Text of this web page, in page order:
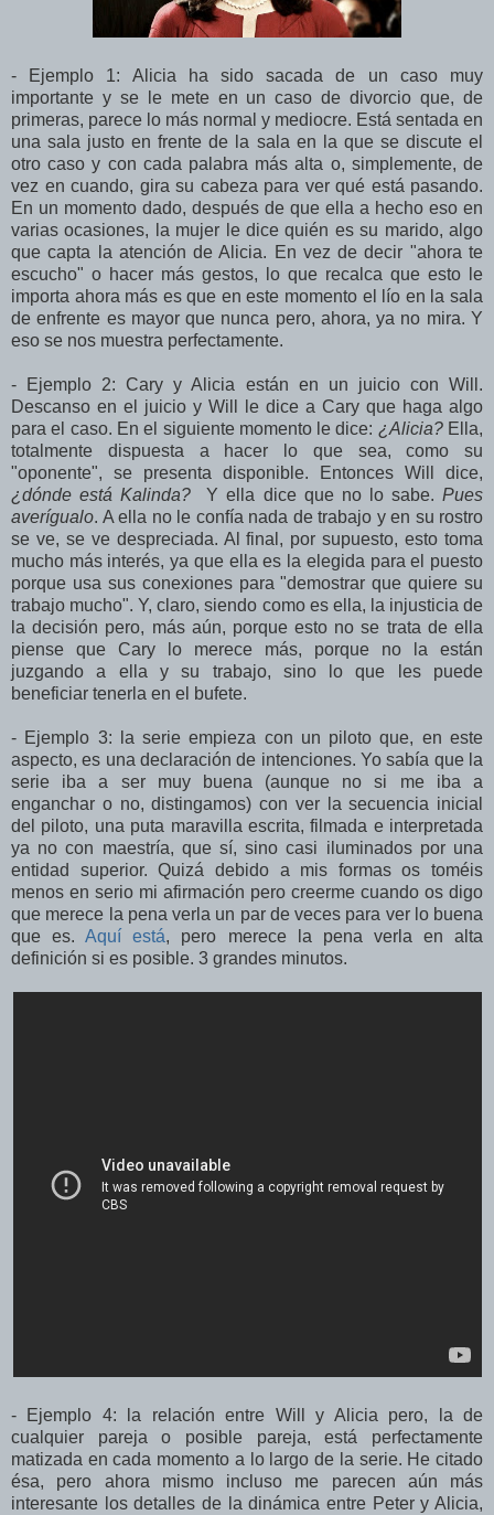
- Ejemplo 1: Alicia ha sido sacada de un caso muy
importante y se le mete en un caso de divorcio que, de
primeras, parece lo más normal y mediocre. Está sentada en
una sala justo en frente de la sala en la que se discute el
otro caso y con cada palabra más alta o, simplemente, de
vez en cuando, gira su cabeza para ver qué está pasando.
En un momento dado, después de que ella a hecho eso en
varias ocasiones, la mujer le dice quién es su marido, algo
que capta la atención de Alicia. En vez de decir "ahora te
escucho" o hacer más gestos, lo que recalca que esto le
importa ahora más es que en este momento el lío en la sala
de enfrente es mayor que nunca pero, ahora, ya no mira. Y
eso se nos muestra perfectamente.
- Ejemplo 2: Cary y Alicia están en un juicio con Will.
Descanso en el juicio y Will le dice a Cary que haga algo
para el caso. En el siguiente momento le dice: ¿Alicia?Ella,
totalmente dispuesta a hacer lo que sea, como su
"oponente", se presenta disponible. Entonces Will dice,
¿dónde está Kalinda? Y ella dice que no lo sabe.Pues
averígualo. A ella no le confía nada de trabajo y en su rostro
se ve, se ve despreciada. Al final, por supuesto, esto toma
mucho más interés, ya que ella es la elegida para el puesto
porque usa sus conexiones para "demostrar que quiere su
trabajo mucho". Y, claro, siendo como es ella, la injusticia de
la decisión pero, más aún, porque esto no se trata de ella
piense que Cary lo merece más, porque no la están
juzgando a ella y su trabajo, sino lo que les puede
beneficiar tenerla en el bufete.
- Ejemplo 3: la serie empieza con un piloto que, en este
aspecto, es una declaración de intenciones. Yo sabía que la
serie iba a ser muy buena (aunque no si me iba a
enganchar o no, distingamos) con ver la secuencia inicial
del piloto, una puta maravilla escrita, filmada e interpretada
ya no con maestría, que sí, sino casi iluminados por una
entidad superior. Quizá debido a mis formas os toméis
menos en serio mi afirmación pero creerme cuando os digo
que merece la pena verla un par de veces para ver lo buena
que es.Aquí está, pero merece la pena verla en alta
definición si es posible. 3 grandes minutos.
- Ejemplo 4: la relación entre Will y Alicia pero, la de
cualquier pareja o posible pareja, está perfectamente
matizada en cada momento a lo largo de la serie. He citado
ésa, pero ahora mismo incluso me parecen aún más
interesante los detalles de la dinámica entre Peter y Alicia,